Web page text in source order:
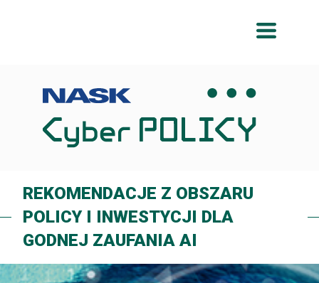
REKOMENDACJE Z OBSZARU
POLICY I INWESTYCJI DLA
GODNEJ ZAUFANIA AI